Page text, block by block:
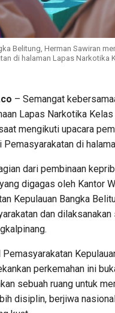
Belitung, Herman Sawiran
di halaman Lapas Narkotika
– Semangat
Lapas Narkotika
mengikuti upacara
Pemasyarakatan di
dari pembinaan
digagas oleh Kantor
Kepulauan Bangka
dan
Pemasyarakatan
perkemahan ini
sebuah ruang untuk
disiplin, berjiwa